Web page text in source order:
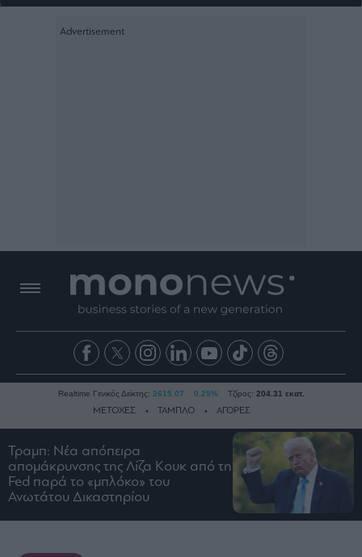
Ειδήσεις
Οικονομία
Business
Realtime Γενικός Δείκτης: 2615.07 0.25% Τζίρος: 204.31 εκατ.
ΜΕΤΟΧΕΣ ΤΑΜΠΛΟ ΑΓΟΡΕΣ
Τραμπ: Νέα απόπειρα
απομάκρυνσης της Λίζα Κουκ από τη
Fed παρά το «μπλόκο» του
Ανωτάτου Δικαστηρίου